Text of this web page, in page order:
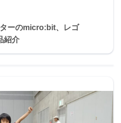
ーのmicro:bit、レゴ
紹介